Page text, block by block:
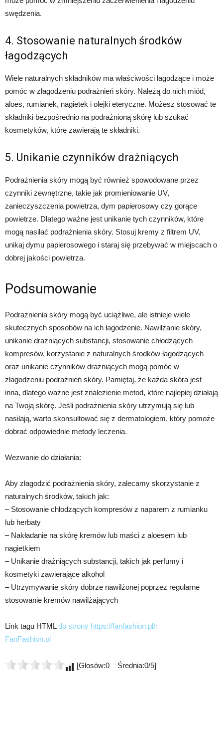
swędzenia.
4. Stosowanie naturalnych środków
łagodzących
Wiele naturalnych składników ma właściwości łagodzące i może
pomóc w złagodzeniu podrażnień skóry. Należą do nich miód,
aloes, rumianek, nagietek i olejki eteryczne. Możesz stosować te
składniki bezpośrednio na podrażnioną skórę lub szukać
kosmetyków, które zawierają te składniki.
5. Unikanie czynników drażniących
Podrażnienia skóry mogą być również spowodowane przez
czynniki zewnętrzne, takie jak promieniowanie UV,
zanieczyszczenia powietrza, dym papierosowy czy gorące
powietrze. Dlatego ważne jest unikanie tych czynników, które
mogą nasilać podrażnienia skóry. Stosuj kremy z filtrem UV,
unikaj dymu papierosowego i staraj się przebywać w miejscach o
dobrej jakości powietrza.
Podsumowanie
Podrażnienia skóry mogą być uciążliwe, ale istnieje wiele
skutecznych sposobów na ich łagodzenie. Nawilżanie skóry,
unikanie drażniących substancji, stosowanie chłodzących
kompresów, korzystanie z naturalnych środków łagodzących
oraz unikanie czynników drażniących mogą pomóc w
złagodzeniu podrażnień skóry. Pamiętaj, że każda skóra jest
inna, dlatego ważne jest znalezienie metod, które najlepiej działają
na Twoją skórę. Jeśli podrażnienia skóry utrzymują się lub
nasilają, warto skonsultować się z dermatologiem, który pomoże
dobrać odpowiednie metody leczenia.
Wezwanie do działania:
Aby złagodzić podrażnienia skóry, zalecamy skorzystanie z
naturalnych środków, takich jak:
– Stosowanie chłodzących kompresów z naparem z rumianku
lub herbaty
– Nakładanie na skórę kremów lub maści z aloesem lub
nagietkiem
– Unikanie drażniących substancji, takich jak perfumy i
kosmetyki zawierające alkohol
– Utrzymywanie skóry dobrze nawilżonej poprzez regularne
stosowanie kremów nawilżających
Link tagu HTMLdo strony https://fanfashion.pl/:
FanFashion.pl
[Głosów:0 Średnia:0/5]